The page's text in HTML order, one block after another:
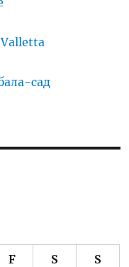
сад
F S S